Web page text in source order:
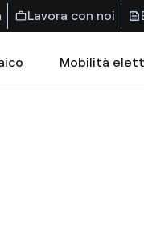
Lavora con noi
Mobilità